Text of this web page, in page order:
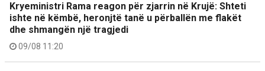
Kryeministri Rama reagon për zjarrin në Krujë: Shteti
ishte në këmbë, heronjtë tanë u përballën me flakët
dhe shmangën një tragjedi
09/08 11:20